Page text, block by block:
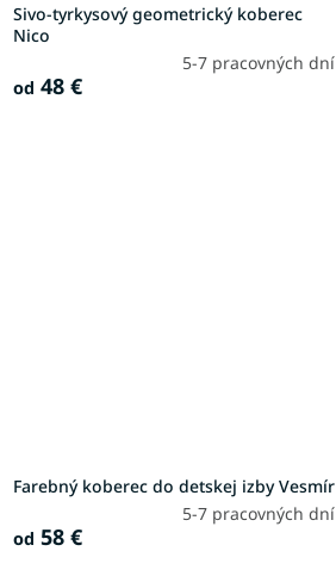
Sivo-tyrkysový geometrický koberec
Nico
5-7 pracovných dní
od 48 €
Farebný koberec do detskej izby Vesmír
5-7 pracovných dní
od 58 €